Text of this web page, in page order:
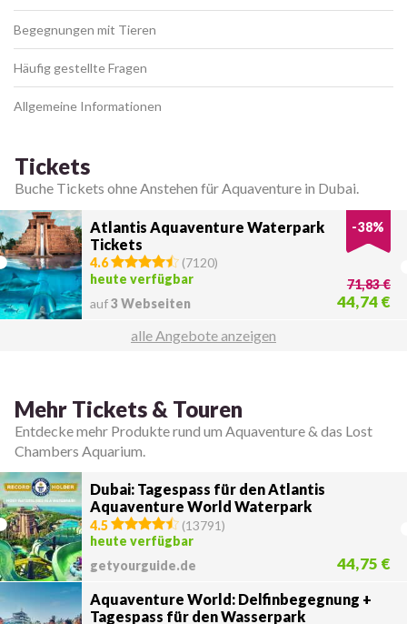
Begegnungen mit Tieren
Häufig gestellte Fragen
Allgemeine Informationen
Tickets
Buche Tickets ohne Anstehen für Aquaventure in Dubai.
Atlantis Aquaventure Waterpark
Tickets
-38%
4.6 (7120)
heute verfügbar
auf3 Webseiten
71,83 €
44,74 €
alle Angebote anzeigen
Mehr Tickets & Touren
Entdecke mehr Produkte rund um Aquaventure & das Lost
Chambers Aquarium.
Dubai: Tagespass für den Atlantis
Aquaventure World Waterpark
4.5 (13791)
heute verfügbar
getyourguide.de
44,75 €
Aquaventure World: Delfinbegegnung +
Tagespass für den Wasserpark